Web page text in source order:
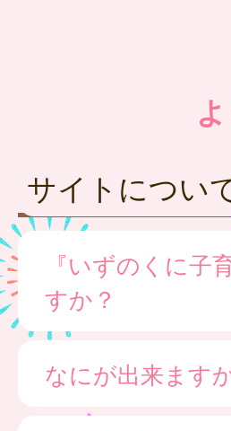
サイトについ
『いずのくに子
すか？
なにが出来ます